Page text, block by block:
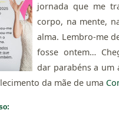
jornada que me
corpo, na mente,
alma. Lembro-me
fosse ontem…
dar parabéns a um
da mãe de uma